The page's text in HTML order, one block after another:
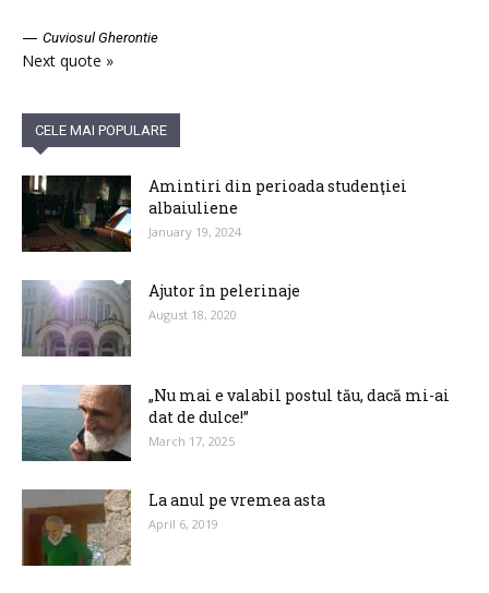
— Cuviosul Gherontie
Next quote »
CELE MAI POPULARE
Amintiri din perioada studenţiei
albaiuliene
January 19, 2024
Ajutor în pelerinaje
August 18, 2020
„Nu mai e valabil postul tău, dacă mi-ai
dat de dulce!”
March 17, 2025
La anul pe vremea asta
April 6, 2019